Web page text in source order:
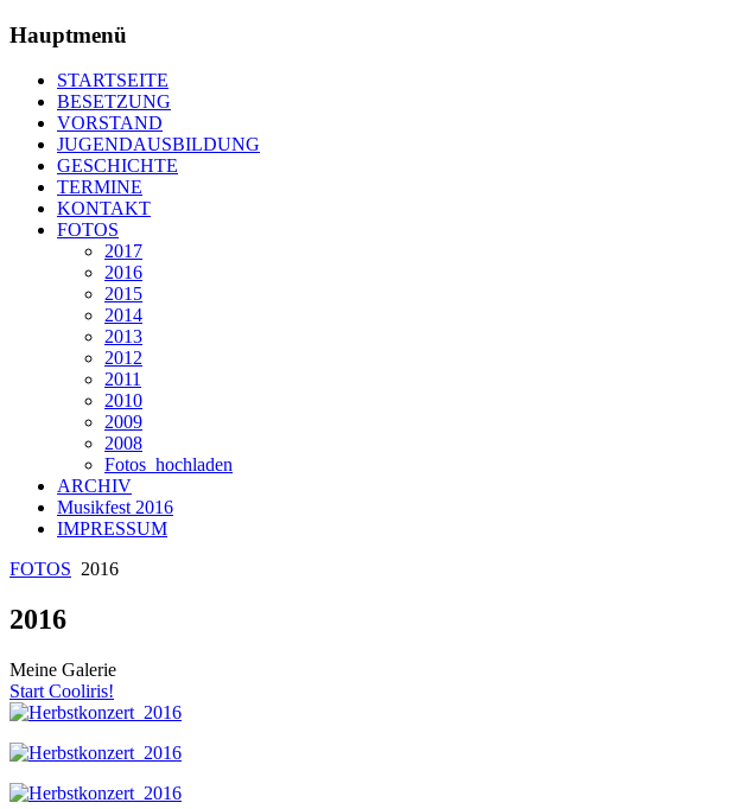
Hauptmenü
STARTSEITE
BESETZUNG
VORSTAND
JUGENDAUSBILDUNG
GESCHICHTE
TERMINE
KONTAKT
FOTOS
2017
2016
2015
2014
2013
2012
2011
2010
2009
2008
Fotos_hochladen
ARCHIV
Musikfest 2016
IMPRESSUM
FOTOS 2016
2016
Meine Galerie
Start Cooliris!